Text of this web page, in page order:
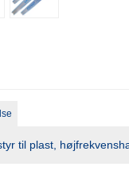
til plast,